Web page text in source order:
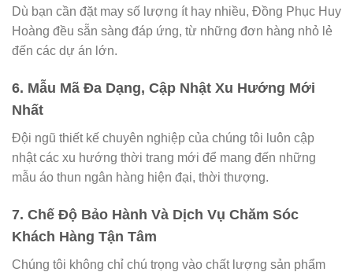
Dù bạn cần đặt may số lượng ít hay nhiều, Đồng Phục Huy
Hoàng đều sẵn sàng đáp ứng, từ những đơn hàng nhỏ lẻ
đến các dự án lớn.
6. Mẫu Mã Đa Dạng, Cập Nhật Xu Hướng Mới
Nhất
Đội ngũ thiết kế chuyên nghiệp của chúng tôi luôn cập
nhật các xu hướng thời trang mới để mang đến những
mẫu áo thun ngân hàng hiện đại, thời thượng.
7. Chế Độ Bảo Hành Và Dịch Vụ Chăm Sóc
Khách Hàng Tận Tâm
Chúng tôi không chỉ chú trọng vào chất lượng sản phẩm